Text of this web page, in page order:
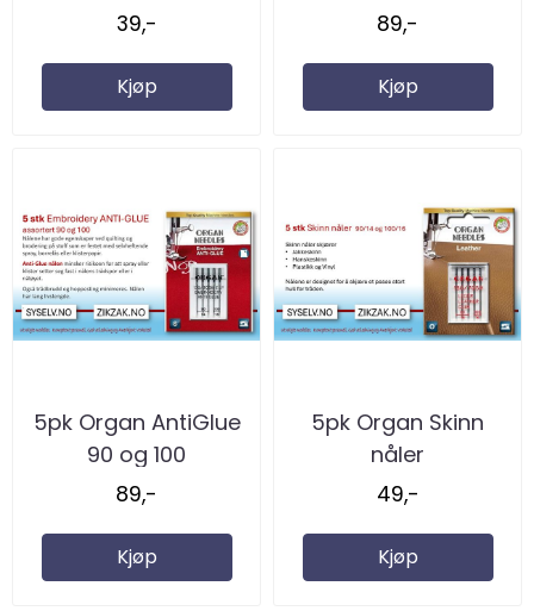
39,-
Kjøp
89,-
Kjøp
5pk Organ AntiGlue
90 og 100
89,-
Kjøp
5pk Organ Skinn
nåler
49,-
Kjøp